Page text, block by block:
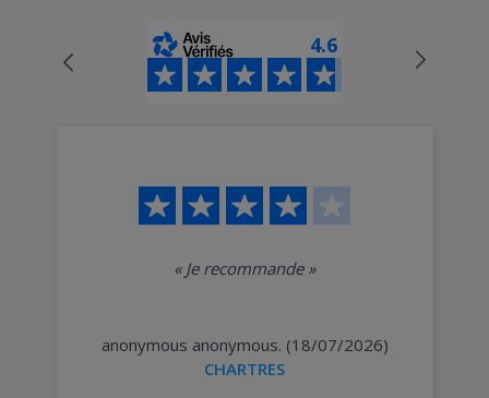
4.6
« Je recommande»
anonymous anonymous. (18/07/2026)
CHARTRES